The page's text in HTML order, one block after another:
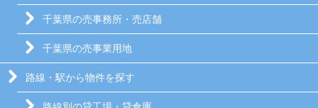
千葉県の売事務所・売店舗
千葉県の売事業用地
路線・駅から物件を探す